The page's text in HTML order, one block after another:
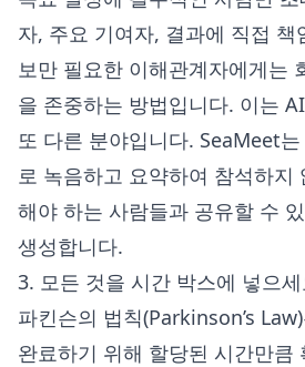
자, 주요 기여자, 결과에 직접 책
보만 필요한 이해관계자에게는
을 존중하는 방법입니다. 이는
또 다른 분야입니다. SeaMeet
로 녹음하고 요약하여 참석하지
해야 하는 사람들과 공유할 수
생성합니다.
3. 모든 것을 시간 박스에 넣으
파킨슨의 법칙(Parkinson’s
완료하기 위해 할당된 시간만큼